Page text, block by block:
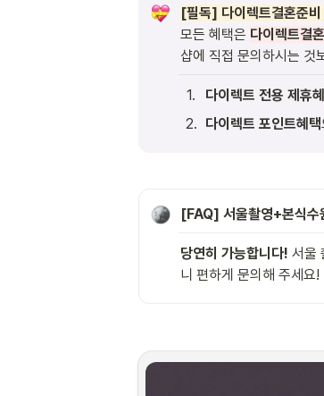
[필독] 다이렉트결혼준
모든 혜택은 다이렉트결
샵에 직접 문의하시는 것
1. 다이렉트 전용 제휴
2. 다이렉트 포인트혜택
[FAQ] 서울촬영+본식수
당연히 가능합니다! 서울
니 편하게 문의해 주세요